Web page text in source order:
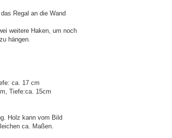
Regal an die Wand
weitere Haken, um noch
hängen.
ca. 17 cm
Tiefe:ca. 15cm
Holz kann vom Bild
ca. Maßen.